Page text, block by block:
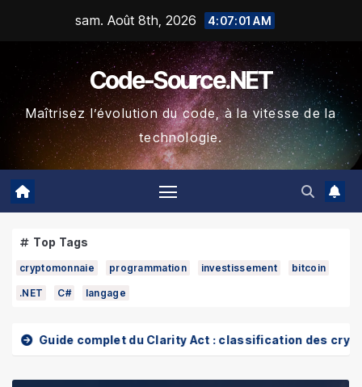
sam. Août 8th, 2026 4:07:02 AM
Code-Source.NET
Maîtrisez l’évolution du code, à la vitesse de la
technologie.
Top Tags
cryptomonnaie programmation investissement bitcoin
.NET C# langage
du Clarity Act : classification des cryptos, SEC vs